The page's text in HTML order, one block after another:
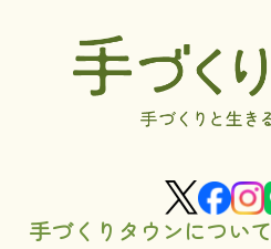
手づくりタウンについて